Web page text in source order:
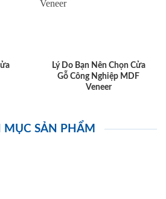
Lý Do Bạn Nên Chọn Cửa
Gỗ Công Nghiệp MDF
Veneer
MỤC SẢN PHẨM